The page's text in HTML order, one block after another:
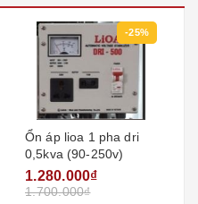
-25%
Ổn áp lioa 1 pha dri
0,5kva (90-250v)
1.280.000₫
1.700.000₫